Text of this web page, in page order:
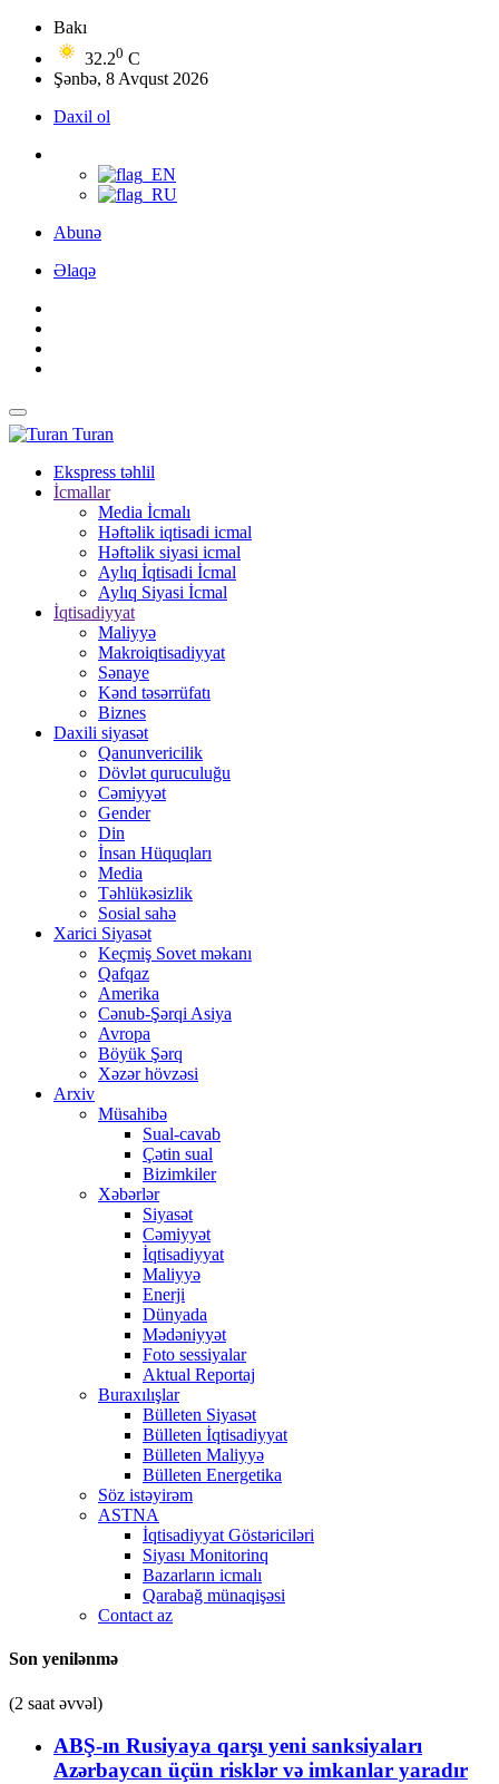
Bakı
32.20 C
Şənbə, 8 Avqust 2026
Daxil ol
Abunə
Əlaqə
Turan
Ekspress təhlil
İcmallar
Media İcmalı
Həftəlik iqtisadi icmal
Həftəlik siyasi icmal
Aylıq İqtisadi İcmal
Aylıq Siyasi İcmal
İqtisadiyyat
Maliyyə
Makroiqtisadiyyat
Sənaye
Kənd təsərrüfatı
Biznes
Daxili siyasət
Qanunvericilik
Dövlət quruculuğu
Cəmiyyət
Gender
Din
İnsan Hüquqları
Media
Təhlükəsizlik
Sosial sahə
Xarici Siyasət
Keçmiş Sovet məkanı
Qafqaz
Amerika
Cənub-Şərqi Asiya
Avropa
Böyük Şərq
Xəzər hövzəsi
Arxiv
Müsahibə
Sual-cavab
Çətin sual
Bizimkiler
Xəbərlər
Siyasət
Cəmiyyət
İqtisadiyyat
Maliyyə
Enerji
Dünyada
Mədəniyyət
Foto sessiyalar
Aktual Reportaj
Buraxılışlar
Bülleten Siyasət
Bülleten İqtisadiyyat
Bülleten Maliyyə
Bülleten Energetika
Söz istəyirəm
ASTNA
İqtisadiyyat Göstəriciləri
Siyası Monitorinq
Bazarların icmalı
Qarabağ münaqişəsi
Contact az
Son yenilənmə
(2 saat əvvəl)
ABŞ-ın Rusiyaya qarşı yeni sanksiyaları
Azərbaycan üçün risklər və imkanlar yaradır